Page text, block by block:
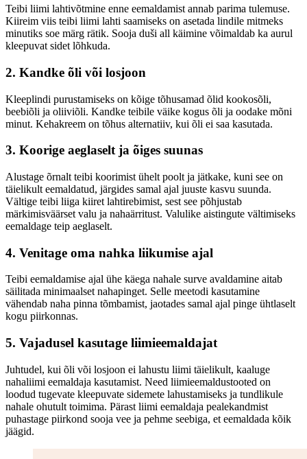
Teibi liimi lahtivõtmine enne eemaldamist annab parima tulemuse.
Kiireim viis teibi liimi lahti saamiseks on asetada lindile mitmeks
minutiks soe märg rätik. Sooja duši all käimine võimaldab ka aurul
kleepuvat sidet lõhkuda.
2. Kandke õli või losjoon
Kleeplindi purustamiseks on kõige tõhusamad õlid kookosõli,
beebiõli ja oliiviõli. Kandke teibile väike kogus õli ja oodake mõni
minut. Kehakreem on tõhus alternatiiv, kui õli ei saa kasutada.
3. Koorige aeglaselt ja õiges suunas
Alustage õrnalt teibi koorimist ühelt poolt ja jätkake, kuni see on
täielikult eemaldatud, järgides samal ajal juuste kasvu suunda.
Vältige teibi liiga kiiret lahtirebimist, sest see põhjustab
märkimisväärset valu ja nahaärritust. Valulike aistingute vältimiseks
eemaldage teip aeglaselt.
4. Venitage oma nahka liikumise ajal
Teibi eemaldamise ajal ühe käega nahale surve avaldamine aitab
säilitada minimaalset nahapinget. Selle meetodi kasutamine
vähendab naha pinna tõmbamist, jaotades samal ajal pinge ühtlaselt
kogu piirkonnas.
5. Vajadusel kasutage liimieemaldajat
Juhtudel, kui õli või losjoon ei lahustu liimi täielikult, kaaluge
nahaliimi eemaldaja kasutamist. Need liimieemaldustooted on
loodud tugevate kleepuvate sidemete lahustamiseks ja tundlikule
nahale ohutult toimima. Pärast liimi eemaldaja pealekandmist
puhastage piirkond sooja vee ja pehme seebiga, et eemaldada kõik
jäägid.